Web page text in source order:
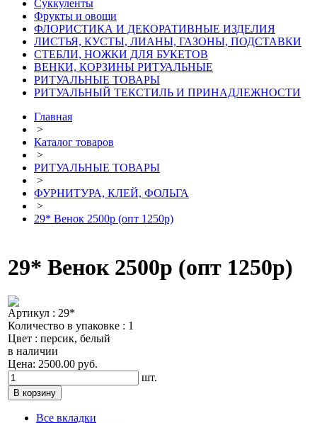
Суккуленты
Фрукты и овощи
ФЛОРИСТИКА И ДЕКОРАТИВНЫЕ ИЗДЕЛИЯ
ЛИСТЬЯ, КУСТЫ, ЛИАНЫ, ГАЗОНЫ, ПОДСТАВКИ
СТЕБЛИ, НОЖКИ ДЛЯ БУКЕТОВ
ВЕНКИ, КОРЗИНЫ РИТУАЛЬНЫЕ
РИТУАЛЬНЫЕ ТОВАРЫ
РИТУАЛЬНЫЙ ТЕКСТИЛЬ И ПРИНАДЛЕЖНОСТИ
Главная
>
Каталог товаров
>
РИТУАЛЬНЫЕ ТОВАРЫ
>
ФУРНИТУРА, КЛЕЙ, ФОЛЬГА
>
29* Венок 2500р (опт 1250р)
29* Венок 2500р (опт 1250р)
Артикул : 29*
Количество в упаковке : 1
Цвет : персик, белый
в наличии
Цена: 2500.00 руб.
шт.
Все вкладки